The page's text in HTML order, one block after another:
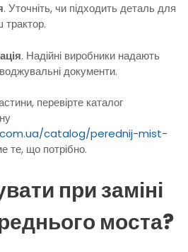
. Уточніть, чи підходить деталь для
. Надійні виробники надають
документи.
перевірте каталог
catalog/perednij-mist-
те, що потрібно.
при заміні
моста?